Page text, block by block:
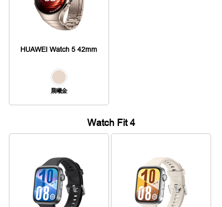
HUAWEI Watch 5 42mm
晨曦金
Watch Fit 4